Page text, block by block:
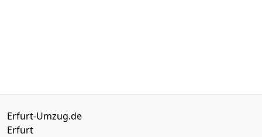
Erfurt-Umzug.de
Erfurt